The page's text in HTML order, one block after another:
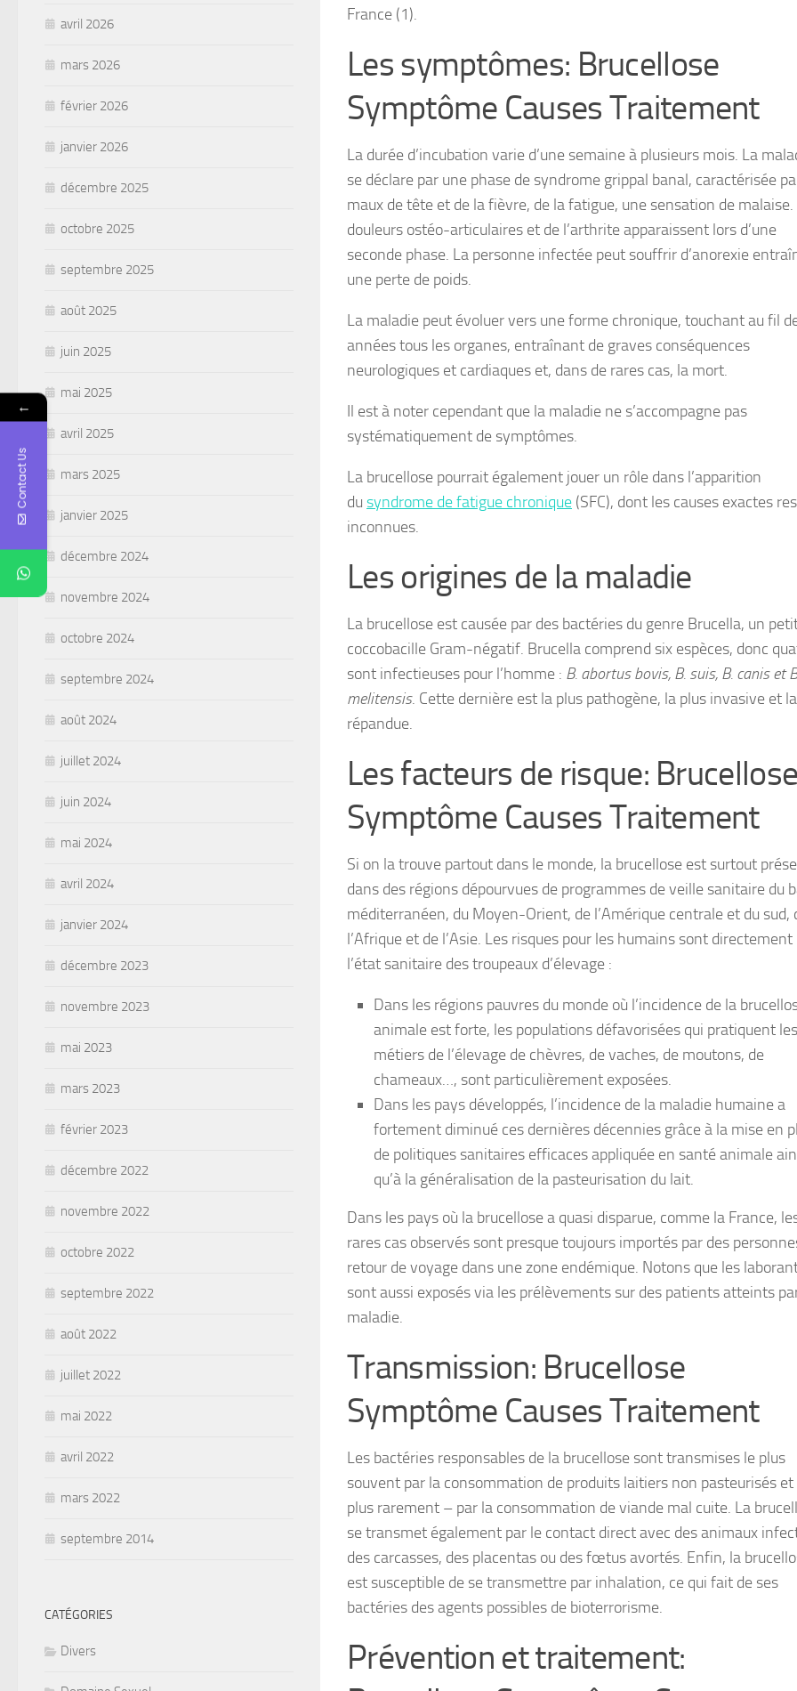
France (1).
Les symptômes: Brucellose
Symptôme Causes Traitement
La durée d’incubation varie d’une semaine à plusieurs mois. La
se déclare par une phase de syndrome grippal banal, caractérisée
maux de tête et de la fièvre, de la fatigue, une sensation de malaise.
douleurs ostéo-articulaires et de l’arthrite apparaissent lors d’une
seconde phase. La personne infectée peut souffrir d’anorexie
une perte de poids.
La maladie peut évoluer vers une forme chronique, touchant au fil
années tous les organes, entraînant de graves conséquences
neurologiques et cardiaques et, dans de rares cas, la mort.
Il est à noter cependant que la maladie ne s’accompagne pas
systématiquement de symptômes.
La brucellose pourrait également jouer un rôle dans l’apparition
du syndrome de fatigue chronique (SFC), dont les causes exactes
inconnues.
Les origines de la maladie
La brucellose est causée par des bactéries du genre Brucella, un
coccobacille Gram-négatif. Brucella comprend six espèces, donc
sont infectieuses pour l’homme : B. abortus bovis, B. suis, B. canis et
melitensis. Cette dernière est la plus pathogène, la plus invasive et
répandue.
Les facteurs de risque:
Symptôme Causes Traitement
Si on la trouve partout dans le monde, la brucellose est surtout
dans des régions dépourvues de programmes de veille sanitaire du
méditerranéen, du Moyen-Orient, de l’Amérique centrale et du sud,
l’Afrique et de l’Asie. Les risques pour les humains sont directement
l’état sanitaire des troupeaux d’élevage :
Dans les régions pauvres du monde où l’incidence de la
animale est forte, les populations défavorisées qui pratiquent les
métiers de l’élevage de chèvres, de vaches, de moutons, de
chameaux…, sont particulièrement exposées.
Dans les pays développés, l’incidence de la maladie humaine a
fortement diminué ces dernières décennies grâce à la mise en
de politiques sanitaires efficaces appliquée en santé animale
qu’à la généralisation de la pasteurisation du lait.
Dans les pays où la brucellose a quasi disparue, comme la France,
rares cas observés sont presque toujours importés par des
retour de voyage dans une zone endémique. Notons que les
sont aussi exposés via les prélèvements sur des patients atteints
maladie.
Transmission: Brucellose
Symptôme Causes Traitement
Les bactéries responsables de la brucellose sont transmises le plus
souvent par la consommation de produits laitiers non pasteurisés
plus rarement – par la consommation de viande mal cuite. La
se transmet également par le contact direct avec des animaux
des carcasses, des placentas ou des fœtus avortés. Enfin, la
est susceptible de se transmettre par inhalation, ce qui fait de ses
bactéries des agents possibles de bioterrorisme.
Prévention et traitement:
avril 2026
mars 2026
février 2026
janvier 2026
décembre 2025
octobre 2025
septembre 2025
août 2025
juin 2025
mai 2025
avril 2025
mars 2025
janvier 2025
décembre 2024
novembre 2024
octobre 2024
septembre 2024
août 2024
juillet 2024
juin 2024
mai 2024
avril 2024
janvier 2024
décembre 2023
novembre 2023
mai 2023
mars 2023
février 2023
décembre 2022
novembre 2022
octobre 2022
septembre 2022
août 2022
juillet 2022
mai 2022
avril 2022
mars 2022
septembre 2014
CATÉGORIES
Divers
←
Contact Us